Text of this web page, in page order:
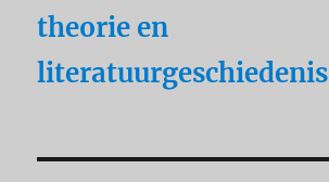
theorie en
literatuurgeschiedenis